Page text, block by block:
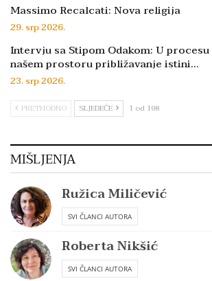
Massimo Recalcati: Nova religija
29. srp 2026.
Intervju sa Stipom Odakom: U
našem prostoru približavanje istini…
23. srp 2026.
PRETHODNO SLJEDEĆE 1 od 198
MIŠLJENJA
Ružica Miličević
SVI ČLANCI AUTORA
Roberta Nikšić
SVI ČLANCI AUTORA